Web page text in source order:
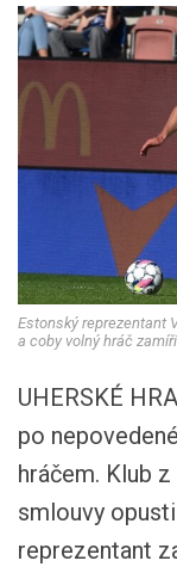
Estonský reprezentant
a coby volný hráč
UHERSKÉ
po
hráčem. Klub
smlouvy
reprezentant